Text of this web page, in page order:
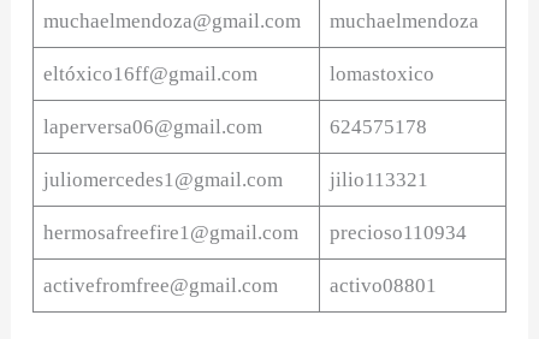
muchaelmendoza@gmail.com muchaelmendoza
eltóxico16ff@gmail.com lomastoxico
laperversa06@gmail.com 624575178
juliomercedes1@gmail.com jilio113321
hermosafreefire1@gmail.com precioso110934
activefromfree@gmail.com activo08801